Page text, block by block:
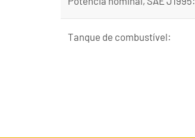
Tanque de combustível: